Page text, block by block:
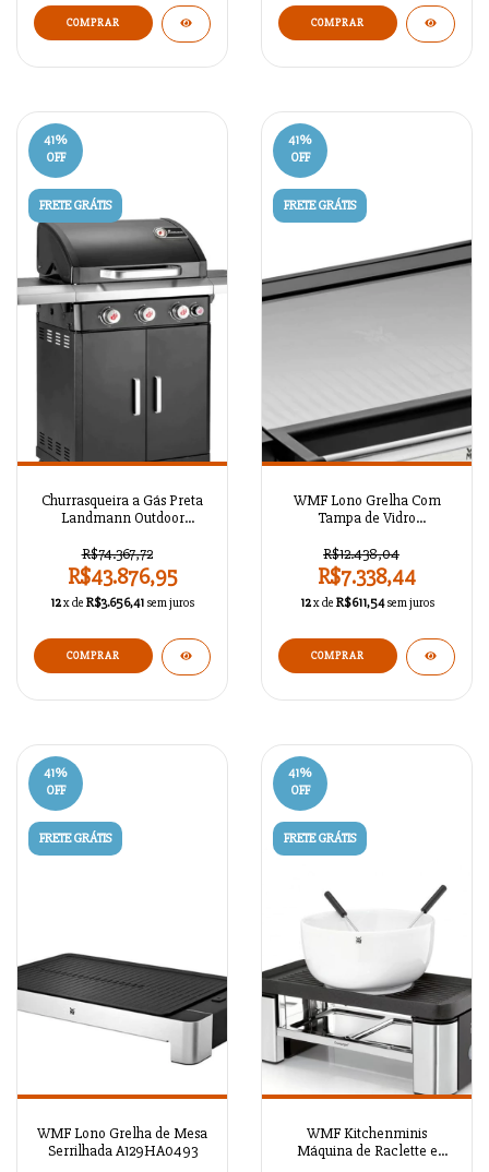
COMPRAR
41%
OFF
FRETE GRÁTIS
Churrasqueira a Gás Preta
Landmann Outdoor
R$74.367,72
R$43.876,95
12x de R$3.656,41 sem juros
COMPRAR
41%
OFF
FRETE GRÁTIS
WMF Lono Grelha Com
Tampa de Vidro
R$12.438,04
R$7.338,44
12x de R$611,54 sem juros
41%
OFF
FRETE GRÁTIS
WMF Lono Grelha de Mesa
Serrilhada A129HA0493
41%
OFF
FRETE GRÁTIS
WMF Kitchenminis
Máquina de Raclette e